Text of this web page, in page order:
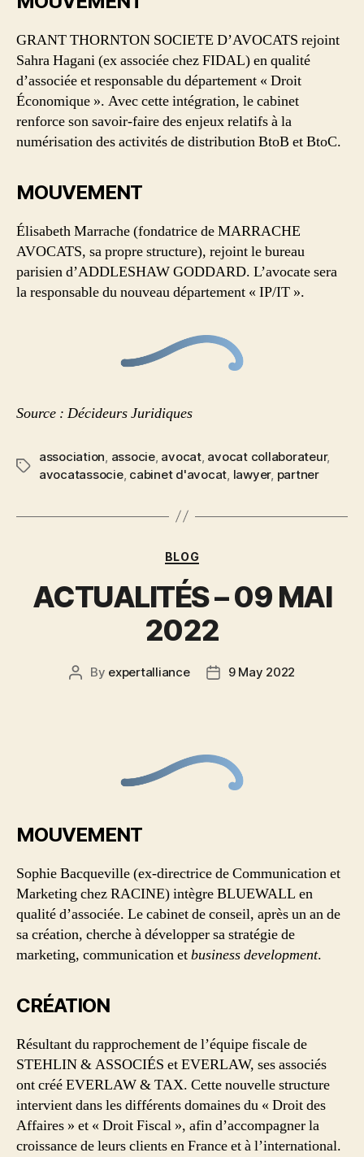
GRANT THORNTON SOCIETE D’AVOCATS rejoint
Sahra Hagani (ex associée chez FIDAL) en qualité
d’associée et responsable du département « Droit
Économique ». Avec cette intégration, le cabinet
renforce son savoir-faire des enjeux relatifs à la
numérisation des activités de distribution BtoB et BtoC.
MOUVEMENT
Élisabeth Marrache (fondatrice de MARRACHE
AVOCATS, sa propre structure), rejoint le bureau
parisien d’ADDLESHAW GODDARD. L’avocate sera
la responsable du nouveau département « IP/IT ».
Source : Décideurs Juridiques
association, associe, avocat, avocat collaborateur,
avocatassocie, cabinet d'avocat, lawyer, partner
BLOG
ACTUALITÉS – 09 MAI
2022
By expertalliance 9 May 2022
MOUVEMENT
Sophie Bacqueville (ex-directrice de Communication et
Marketing chez RACINE) intègre BLUEWALL en
qualité d’associée. Le cabinet de conseil, après un an de
sa création, cherche à développer sa stratégie de
marketing, communication etbusiness development.
CRÉATION
Résultant du rapprochement de l’équipe fiscale de
STEHLIN & ASSOCIÉS et EVERLAW, ses associés
ont créé EVERLAW & TAX. Cette nouvelle structure
intervient dans les différents domaines du « Droit des
Affaires » et « Droit Fiscal », afin d’accompagner la
croissance de leurs clients en France et à l’international.